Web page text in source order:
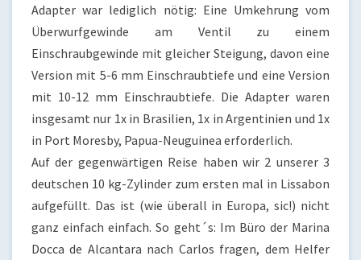
Adapter war lediglich nötig: Eine Umkehrung vom
Überwurfgewinde am Ventil zu einem
Einschraubgewinde mit gleicher Steigung, davon eine
Version mit 5-6 mm Einschraubtiefe und eine Version
mit 10-12 mm Einschraubtiefe. Die Adapter waren
insgesamt nur 1x in Brasilien, 1x in Argentinien und 1x
in Port Moresby, Papua-Neuguinea erforderlich.
Auf der gegenwärtigen Reise haben wir 2 unserer 3
deutschen 10 kg-Zylinder zum ersten mal in Lissabon
aufgefüllt. Das ist (wie überall in Europa, sic!) nicht
ganz einfach einfach. So geht´s: Im Büro der Marina
Docca de Alcantara nach Carlos fragen, dem Helfer